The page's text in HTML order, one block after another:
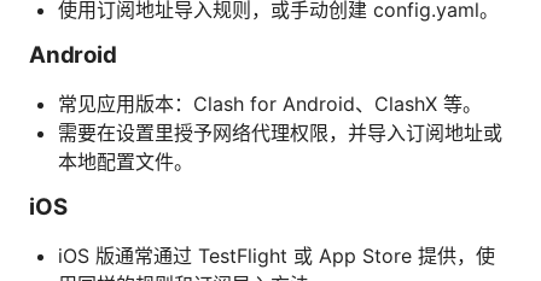
使用订阅地址导入规则，或手动创建 config.yaml。
Android
常见应用版本：Clash for Android、ClashX 等。
需要在设置里授予网络代理权限，并导入订阅地址或
本地配置文件。
iOS
iOS 版通常通过 TestFlight 或 App Store 提供，使